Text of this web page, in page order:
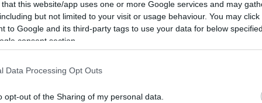
that this website/app uses one or more Google services and may
but not limited to your visit or usage behaviour. You may
to Google and its third-party tags to use your data for below
consent section.
Data Processing Opt Outs
opt-out of the Sharing of my personal data.
έως και 24 Ιουλίου 2026, έχουν επιβληθεί από
606 διοικητικά πρόστιμα, συνολικού ύψους
ενώ έχουν πραγματοποιηθεί 217 συλλήψεις
με «μαϊμού» υπάλληλο
6